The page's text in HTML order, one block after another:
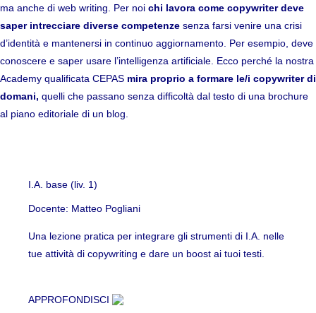
ma anche di web writing. Per noi chi lavora come copywriter deve
saper intrecciare diverse competenze senza farsi venire una crisi
d’identità e mantenersi in continuo aggiornamento. Per esempio, deve
conoscere e saper usare l’intelligenza artificiale. Ecco perché la nostra
Academy qualificata CEPAS mira proprio a formare le/i copywriter di
domani, quelli che passano senza difficoltà dal testo di una brochure
al piano editoriale di un blog.
I.A. base (liv. 1)
Docente: Matteo Pogliani
Una lezione pratica per integrare gli strumenti di I.A. nelle
tue attività di copywriting e dare un boost ai tuoi testi.
APPROFONDISCI